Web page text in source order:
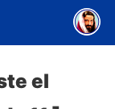
el